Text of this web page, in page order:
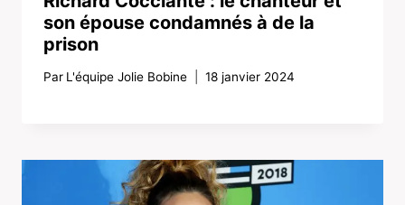
son épouse condamnés à de la
prison
Par L'équipe Jolie Bobine 18 janvier 2024